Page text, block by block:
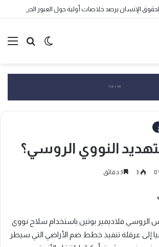
بحث
الوضع
النووي الروسي؟
0
3
الروسي فلاديمير بوتين باستخدام سلاح نووي
إلى عرقلة تنفيذ خطط ضم الأراضي التي سيطر